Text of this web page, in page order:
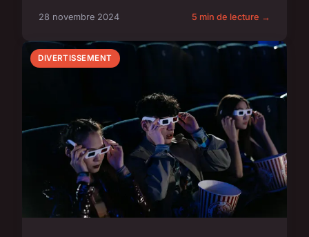
28 novembre 2024 5 min de lecture →
DIVERTISSEMENT